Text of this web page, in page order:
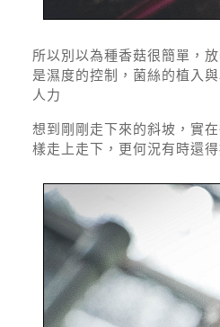
所以別以為種香菇很簡單，
是濕度的控制，菌絲的植入
人力
想到剛剛走下來的斜坡，實
樣走上走下，更何況有時還